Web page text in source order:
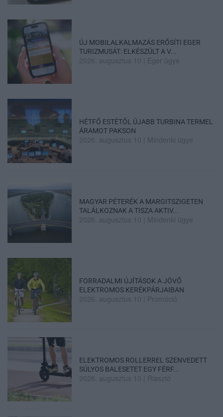
ÚJ MOBILALKALMAZÁS ERŐSÍTI EGER
TURIZMUSÁT: ELKÉSZÜLT A V...
2026. augusztus 10 Eger ügye
HÉTFŐ ESTÉTŐL ÚJABB TURBINA TERMEL
ÁRAMOT PAKSON
2026. augusztus 10 Mindenki ügye
MAGYAR PÉTERÉK A MARGITSZIGETEN
TALÁLKOZNAK A TISZA AKTIV...
2026. augusztus 10 Mindenki ügye
FORRADALMI ÚJÍTÁSOK A JÖVŐ
ELEKTROMOS KERÉKPÁRJAIBAN
2026. augusztus 10 Promóció
ELEKTROMOS ROLLERREL SZENVEDETT
SÚLYOS BALESETET EGY FÉRF...
2026. augusztus 10 Riasztó